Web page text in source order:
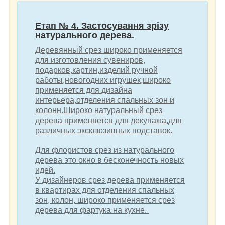
Етап № 4. Застосування зрізу
натурального дерева.
Деревянный срез широко применяется
для изготовления сувениров,
подарков,картин,изделий ручной
работы,новогодних игрушек,широко
применяется для дизайна
интерьера,отделения спальных зон и
колонн.Широко натуральный срез
дерева применяется для декупажа,для
различных эксклюзивных подставок.
Для флористов срез из натурального
дерева это окно в бесконечность новых
идей.
У дизайнеров срез дерева применяется
в квартирах для отделения спальных
зон, колон, широко применяется срез
дерева для фартука на кухне.